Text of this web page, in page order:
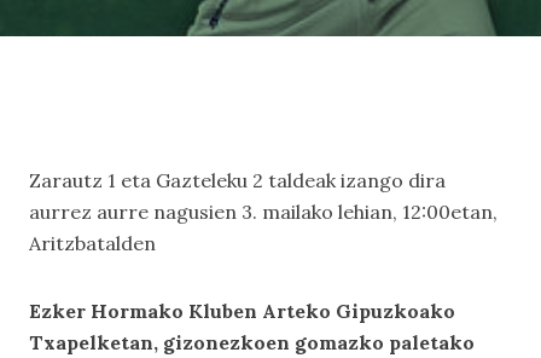
Zarautz 1 eta Gazteleku 2 taldeak izango dira
aurrez aurre nagusien 3. mailako lehian, 12:00etan,
Aritzbatalden
Ezker Hormako Kluben Arteko Gipuzkoako
Txapelketan, gizonezkoen gomazko paletako